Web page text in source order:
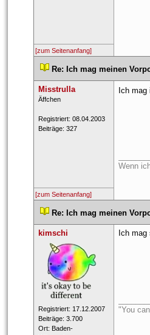
[zum Seitenanfang]
Re: Ich mag meinen
Misstrulla
​Äffchen
Registriert: 08.04.2003
Beiträge: 327
Ich
Wenn
[zum Seitenanfang]
Re: Ich mag meinen
kimschi
Registriert: 17.12.2007
Beiträge: 3.700
Ort: Baden-
Ich
"You